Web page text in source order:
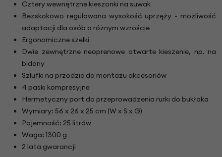
Cztery wewnętrzne kieszonki na suwak
Bezskokowo regulowana wysokość uprzęży - możliwość
adaptacji dla osób o różnym wzroście
Ergonomiczne szelki
Dwie zewnętrzne neoprenowe otwarte kieszenie, np. na
bidony
Szlufki na przodzie do montażu akcesoriów
4 paski kompresyjne
Hermetyczny port do przeprowadzenia rurki do bukłaka
Wymiary: 56 x 26 x 25 cm (W x S x G)
Pojemność: 25 litrów
Waga: 1300 g
2 lata gwarancji